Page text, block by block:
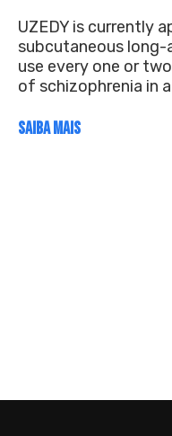
UZEDY is currently
subcutaneous
use every one or
of schizophrenia in
SAIBA MAIS